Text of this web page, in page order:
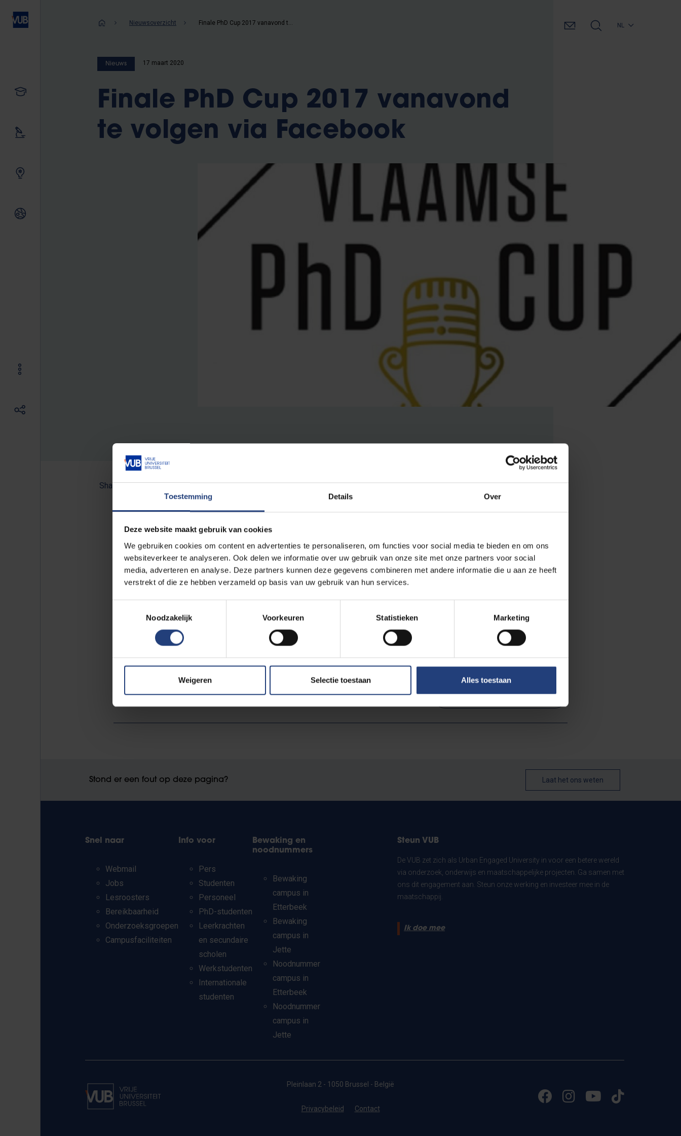
Toestemming Details Over
Deze website maakt gebruik van cookies
We gebruiken cookies om content en advertenties te personaliseren, om functies voor social media te bieden en om ons
websiteverkeer te analyseren. Ook delen we informatie over uw gebruik van onze site met onze partners voor social
media, adverteren en analyse. Deze partners kunnen deze gegevens combineren met andere informatie die u aan ze heeft
verstrekt of die ze hebben verzameld op basis van uw gebruik van hun services.
Noodzakelijk
Voorkeuren Statistieken Marketing
Weigeren Selectie toestaan Alles toestaan
Ons onderzoek
Kruimelpad
Nieuwsoverzicht NL
Nieuws 17 maart 2020
Finale PhD Cup 2017 vanavond
te volgen via Facebook
Share:
De 8 finalisten zijn Michiel Stock, Bram Van Den Bergh, Frederik Denorme, Carolien Frijns, Ben Van
Duppen, Caroline De Tender, Ellen Debackere en Doris Vandeputte. De twee laatsten zijn (deels)
verbonden aan de VUB. De winnaar van de PhD Cup krijg een voucher voor een opleiding aan de
rekenen op redactionele aandacht in De Morgen en Eos Magazine.
Lees meer over: Wetenschap en onderzoek
Stond er een fout op deze pagina? Laat het ons weten
Snel naar
Webmail
Jobs
Lesroosters
Bereikbaarheid
Onderzoeksgroepen
Campusfaciliteiten
Info voor
Pers
Studenten
Personeel
PhD-studenten
Leerkrachten
en secundaire
scholen
Werkstudenten
Internationale
studenten
Bewaking en
noodnummers
Bewaking
campus in
Etterbeek
Bewaking
campus in
Jette
Noodnummer
campus in
Etterbeek
Noodnummer
campus in
Jette
Steun VUB
De VUB zet zich als Urban Engaged University in voor een betere wereld
via onderzoek, onderwijs en maatschappelijke projecten. Ga samen met
ons dit engagement aan. Steun onze werking en investeer mee in de
maatschappij.
Ik doe mee
Pleinlaan 2 - 1050 Brussel - België
Privacybeleid Contact